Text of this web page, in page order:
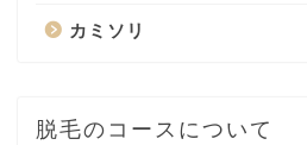
カミソリ
脱毛のコースについて